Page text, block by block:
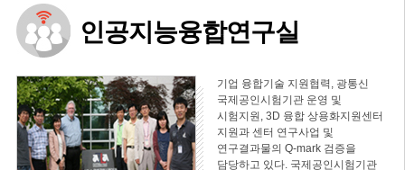
인공지능융합연구실
기업 융합기술 지원협력, 광통신
국제공인시험기관 운영 및
시험지원, 3D 융합 상용화지원센터
지원과 센터 연구사업 및
연구결과물의 Q-mark 검증을
담당하고 있다. 국제공인시험기관